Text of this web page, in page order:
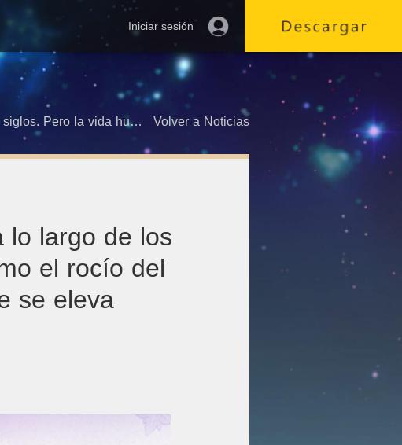
Iniciar sesión
"El mundo permanece constante a lo largo de los siglos. Pero la vida humana es como el rocío del amanecer o como una burbuja que se eleva sobre el agua". Volver a Noticias
lo largo de los
el rocío del
se eleva